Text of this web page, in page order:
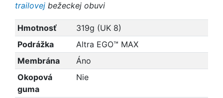
trailovej bežeckej obuvi
Hmotnosť
319g (UK 8)
Podrážka
Altra EGO™ MAX
Membrána
Áno
Okopová
guma
Nie